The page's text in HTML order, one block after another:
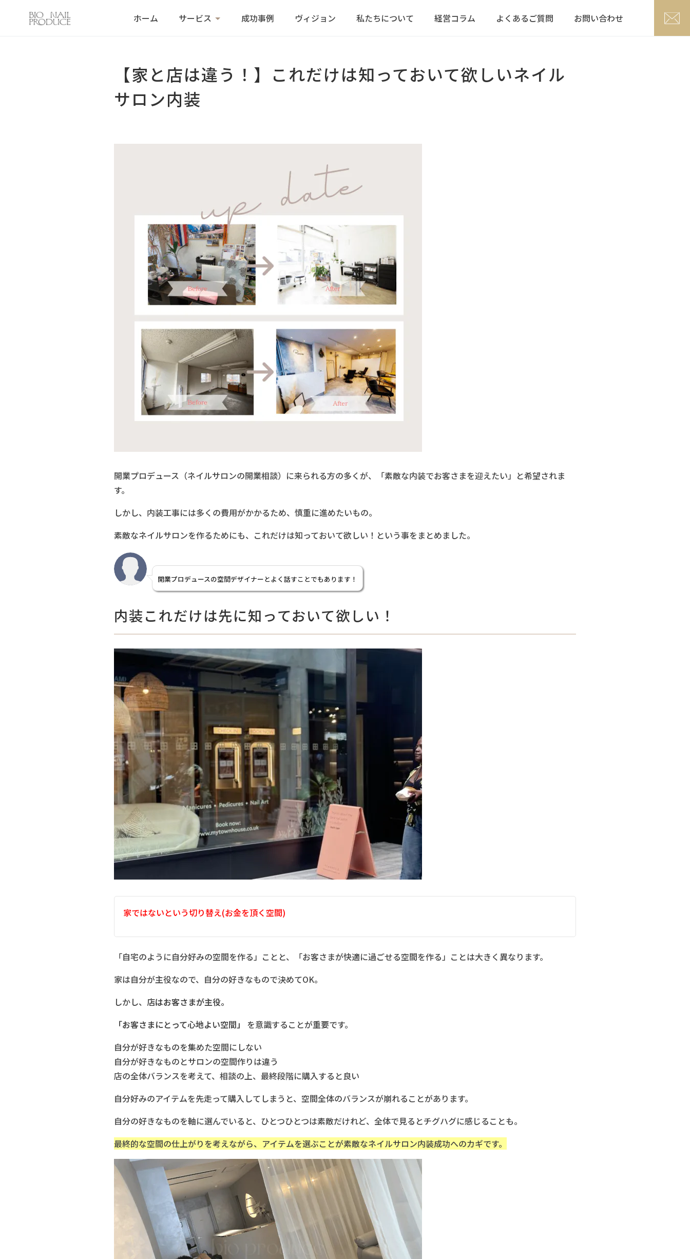
ホーム サービス 成功事例 ヴィジョン 私たちについて 経営コラム よくあるご質問 お問い合わせ
【家と店は違う！】これだけは知っておいて欲しいネイル
サロン内装
開業プロデュース（ネイルサロンの開業相談）に来られる方の多くが、「素敵な内装でお客さまを迎えたい」と希望されま
す。
しかし、内装工事には多くの費用がかかるため、慎重に進めたいもの。
素敵なネイルサロンを作るためにも、これだけは知っておいて欲しい！という事をまとめました。
開業プロデュースの空間デザイナーとよく話すことでもあります！
内装これだけは先に知っておいて欲しい！
家ではないという切り替え(お金を頂く空間)
「自宅のように自分好みの空間を作る」ことと、「お客さまが快適に過ごせる空間を作る」ことは大きく異なります。
家は自分が主役なので、自分の好きなもので決めてOK。
しかし、 店はお客さまが主役。
「お客さまにとって心地よい空間」
を意識することが重要です。
自分が好きなものを集めた空間にしない
自分が好きなものとサロンの空間作りは違う
店の全体バランスを考えて、相談の上、最終段階に購入すると良い
自分好みのアイテムを先走って購入してしまうと、空間全体のバランスが崩れることがあります。
自分の好きなものを軸に選んでいると、ひとつひとつは素敵だけれど、全体で見るとチグハグに感じることも。
最終的な空間の仕上がりを考えながら、アイテムを選ぶことが素敵なネイルサロン内装成功へのカギです。